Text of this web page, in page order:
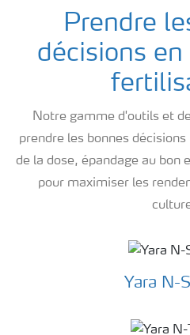
Prendre
décisions
Notre gamme d'outils et
prendre les bonnes
de la dose, épandage au bon
pour maximiser les
Yara N-